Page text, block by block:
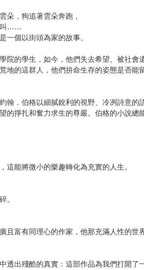
朵，狗追著雲朵奔跑，
叫……
一個以街頭為家的故事。
院的學生，如今，他們失去希望、被社
地的這群人，他們拚命生存的姿態是否
翰．伯格以細膩銳利的視野、冷冽詩意
的掙扎和奮力求生的尊嚴。伯格的小說
這能將微小的樂趣轉化為充實的人生。
。
且富有同理心的作家，他那充滿人性的
透出殘酷的真實：這部作品為我們打開